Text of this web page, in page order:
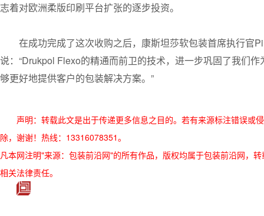
志着对欧洲柔版印刷平台扩张的逐步投资。
在成功完成了这次收购之后，康斯坦莎软包装首席执行官
说：“Drukpol Flexo的精通而前卫的技术，进一步巩固了我们
够更好地提供客户的包装解决方案。”
声明：转载此文是出于传递更多信息之目的。若有来源标注错误或
除，谢谢！热线：13316078351。
凡本网注明"来源：包装前沿网"的所有作品，版权均属于包装前沿网，
相关法律责任。